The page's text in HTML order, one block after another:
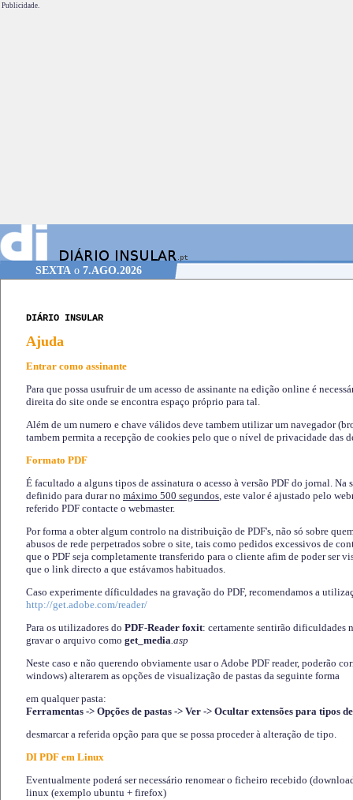
Publicidade.
SEXTA o 7.AGO.2026
DIÁRIO INSULAR
Ajuda
Entrar como assinante
Para que possa usufruir de um acesso de assinante na edição online é
direita do site onde se encontra espaço próprio para tal.
Além de um numero e chave válidos deve tambem utilizar um navegador
tambem permita a recepção de cookies pelo que o nível de privacidade das
Formato PDF
É facultado a alguns tipos de assinatura o acesso à versão PDF do jornal. Na
definido para durar no máximo 500 segundos, este valor é ajustado pelo
referido PDF contacte o webmaster.
Por forma a obter algum controlo na distribuição de PDF's, não só sobre
abusos de rede perpetrados sobre o site, tais como pedidos excessivos de
que o PDF seja completamente transferido para o cliente afim de poder ser
que o link directo a que estávamos habituados.
Caso experimente díficuldades na gravação do PDF, recomendamos a
http://get.adobe.com/reader/
Para os utilizadores do PDF-Reader foxit: certamente sentirão dificuldades
gravar o arquivo como get_media.asp
Neste caso e não querendo obviamente usar o Adobe PDF reader, poderão
windows) alterarem as opções de visualização de pastas da seguinte forma
em qualquer pasta:
Ferramentas -> Opções de pastas -> Ver -> Ocultar extensões para tipos
desmarcar a referida opção para que se possa proceder à alteração de tipo.
DI PDF em Linux
Eventualmente poderá ser necessário renomear o ficheiro recebido
linux (exemplo ubuntu + firefox)